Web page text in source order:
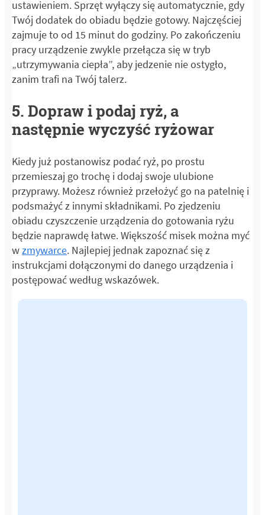
ustawieniem. Sprzęt wyłączy się automatycznie, gdy
Twój dodatek do obiadu będzie gotowy. Najczęściej
zajmuje to od 15 minut do godziny. Po zakończeniu
pracy urządzenie zwykle przełącza się w tryb
„utrzymywania ciepła”, aby jedzenie nie ostygło,
zanim trafi na Twój talerz.
5. Dopraw i podaj ryż, a
następnie wyczyść ryżowar
Kiedy już postanowisz podać ryż, po prostu
przemieszaj go trochę i dodaj swoje ulubione
przyprawy. Możesz również przełożyć go na patelnię i
podsmażyć z innymi składnikami. Po zjedzeniu
obiadu czyszczenie urządzenia do gotowania ryżu
będzie naprawdę łatwe. Większość misek można myć
wzmywarce. Najlepiej jednak zapoznać się z
instrukcjami dołączonymi do danego urządzenia i
postępować według wskazówek.